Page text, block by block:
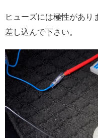
ヒューズには極性があり
差し込んで下さい。